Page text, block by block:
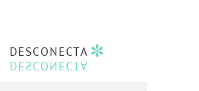
DESCONECTA